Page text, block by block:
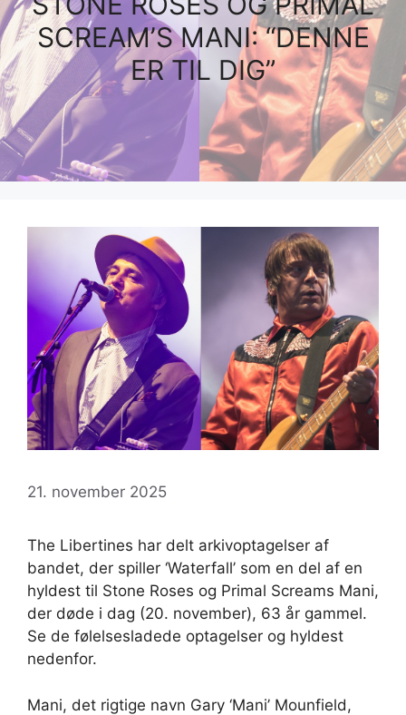
SCREAM’S MANI: “DENNE
ER TIL DIG”
21. november 2025
The Libertines har delt arkivoptagelser af
bandet, der spiller ‘Waterfall’ som en del af en
hyldest til Stone Roses og Primal Screams Mani,
der døde i dag (20. november), 63 år gammel.
Se de følelsesladede optagelser og hyldest
nedenfor.
Mani, det rigtige navn Gary ‘Mani’ Mounfield,